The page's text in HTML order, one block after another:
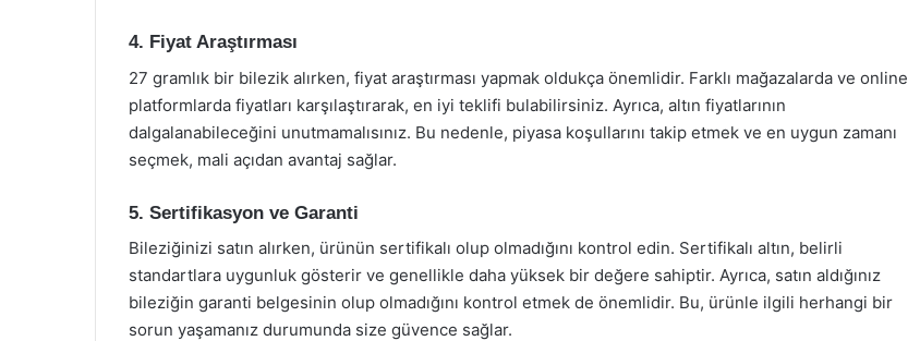
4. Fiyat Araştırması
27 gramlık bir bilezik alırken, fiyat araştırması yapmak oldukça önemlidir. Farklı mağazalarda ve online
platformlarda fiyatları karşılaştırarak, en iyi teklifi bulabilirsiniz. Ayrıca, altın fiyatlarının
dalgalanabileceğini unutmamalısınız. Bu nedenle, piyasa koşullarını takip etmek ve en uygun zamanı
seçmek, mali açıdan avantaj sağlar.
5. Sertifikasyon ve Garanti
Bileziğinizi satın alırken, ürünün sertifikalı olup olmadığını kontrol edin. Sertifikalı altın, belirli
standartlara uygunluk gösterir ve genellikle daha yüksek bir değere sahiptir. Ayrıca, satın aldığınız
bileziğin garanti belgesinin olup olmadığını kontrol etmek de önemlidir. Bu, ürünle ilgili herhangi bir
sorun yaşamanız durumunda size güvence sağlar.